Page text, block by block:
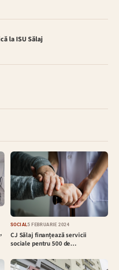
la ISU Sălaj
SOCIAL5 FEBRUARIE 2024
CJ Sălaj finanțează servicii
sociale pentru 500 de…